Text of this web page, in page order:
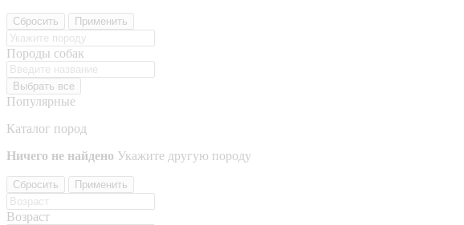
Сбросить Применить
Породы собак
Выбрать все
Популярные
Каталог пород
Ничего не найдено Укажите другую породу
Сбросить Применить
Возраст